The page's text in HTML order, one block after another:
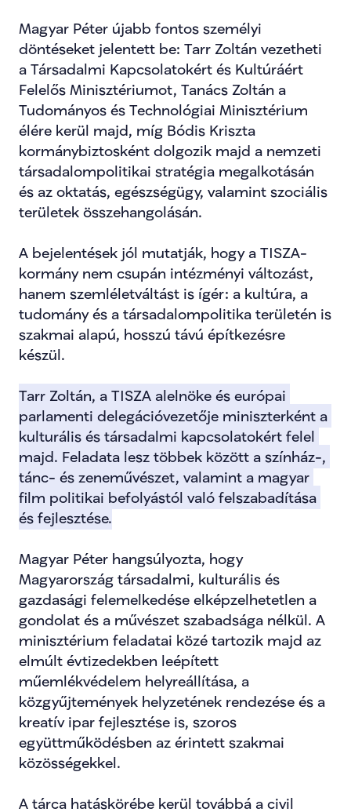
Magyar Péter újabb fontos személyi
döntéseket jelentett be: Tarr Zoltán vezetheti
a Társadalmi Kapcsolatokért és Kultúráért
Felelős Minisztériumot, Tanács Zoltán a
Tudományos és Technológiai Minisztérium
élére kerül majd, míg Bódis Kriszta
kormánybiztosként dolgozik majd a nemzeti
társadalompolitikai stratégia megalkotásán
és az oktatás, egészségügy, valamint szociális
területek összehangolásán.
A bejelentések jól mutatják, hogy a TISZA-
kormány nem csupán intézményi változást,
hanem szemléletváltást is ígér: a kultúra, a
tudomány és a társadalompolitika területén is
szakmai alapú, hosszú távú építkezésre
készül.
Tarr Zoltán, a TISZA alelnöke és európai
parlamenti delegációvezetője miniszterként a
kulturális és társadalmi kapcsolatokért felel
majd. Feladata lesz többek között a színház-,
tánc- és zeneművészet, valamint a magyar
film politikai befolyástól való felszabadítása
és fejlesztése.
Magyar Péter hangsúlyozta, hogy
Magyarország társadalmi, kulturális és
gazdasági felemelkedése elképzelhetetlen a
gondolat és a művészet szabadsága nélkül. A
minisztérium feladatai közé tartozik majd az
elmúlt évtizedekben leépített
műemlékvédelem helyreállítása, a
közgyűjtemények helyzetének rendezése és a
kreatív ipar fejlesztése is, szoros
együttműködésben az érintett szakmai
közösségekkel.
A tárca hatáskörébe kerül továbbá a civil